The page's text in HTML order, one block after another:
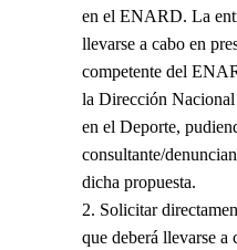
en el ENARD. La
llevarse a cabo en
competente del
la Dirección
en el Deporte,
consultante/
dicha propuesta.
Solicitar
que deberá llevarse a